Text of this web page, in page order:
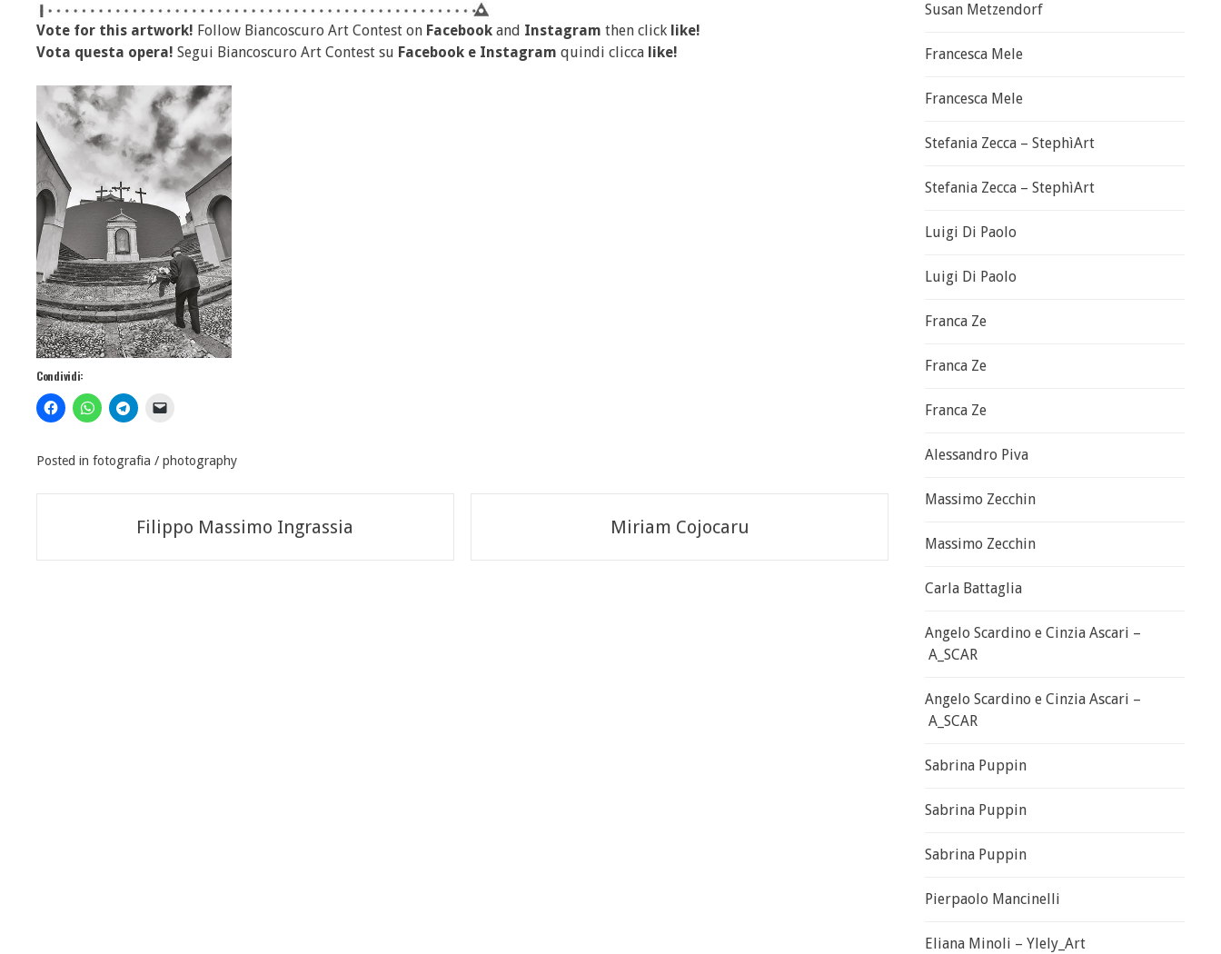
Vote for this artwork! Follow Biancoscuro Art Contest on Facebook and Instagram then click like!
Vota questa opera! Segui Biancoscuro Art Contest su Facebook e Instagram quindi clicca like!
Condividi:
Posted in fotografia / photography
Navigazione
articoli
Filippo Massimo Ingrassia Miriam Cojocaru
Susan Metzendorf
Francesca Mele
Francesca Mele
Stefania Zecca – StephìArt
Stefania Zecca – StephìArt
Luigi Di Paolo
Luigi Di Paolo
Franca Ze
Franca Ze
Franca Ze
Alessandro Piva
Massimo Zecchin
Massimo Zecchin
Carla Battaglia
Angelo Scardino e Cinzia Ascari –
A_SCAR
Angelo Scardino e Cinzia Ascari –
A_SCAR
Sabrina Puppin
Sabrina Puppin
Sabrina Puppin
Pierpaolo Mancinelli
Eliana Minoli – Ylely_Art